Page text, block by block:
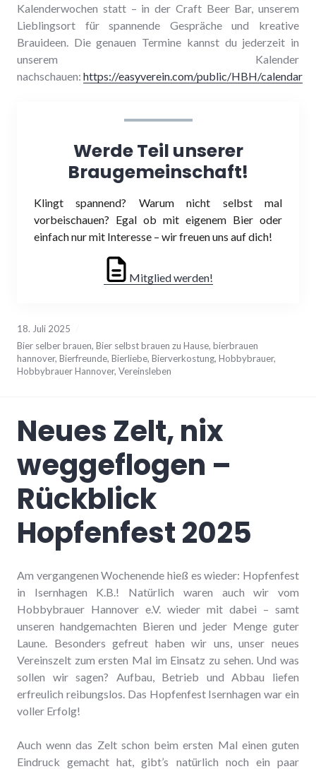
Kalenderwochen statt – in der Craft Beer Bar, unserem
Lieblingsort für spannende Gespräche und kreative
Brauideen. Die genauen Termine kannst du jederzeit in
unserem Kalender
nachschauen: https://easyverein.com/public/HBH/calendar
Werde Teil unserer
Braugemeinschaft!
Klingt spannend? Warum nicht selbst mal
vorbeischauen? Egal ob mit eigenem Bier oder
einfach nur mit Interesse – wir freuen uns auf dich!
Mitglied werden!
18. Juli 2025
Bier selber brauen, Bier selbst brauen zu Hause, bierbrauen
hannover, Bierfreunde, Bierliebe, Bierverkostung, Hobbybrauer,
Hobbybrauer Hannover, Vereinsleben
Neues Zelt, nix
weggeflogen –
Rückblick
Hopfenfest 2025
Am vergangenen Wochenende hieß es wieder: Hopfenfest
in Isernhagen K.B.! Natürlich waren auch wir vom
Hobbybrauer Hannover e.V. wieder mit dabei – samt
unseren handgemachten Bieren und jeder Menge guter
Laune. Besonders gefreut haben wir uns, unser neues
Vereinszelt zum ersten Mal im Einsatz zu sehen. Und was
sollen wir sagen? Aufbau, Betrieb und Abbau liefen
erfreulich reibungslos. Das Hopfenfest Isernhagen war ein
voller Erfolg!
Auch wenn das Zelt schon beim ersten Mal einen guten
Eindruck gemacht hat, gibt’s natürlich noch ein paar